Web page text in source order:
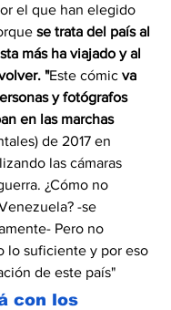
el que han elegido
se trata del país al
más ha viajado y al
"Este cómic va
y fotógrafos
en las marchas
de 2017 en
las cámaras
¿Cómo no
-se
Pero no
lo suficiente y por eso
de este país"
con los